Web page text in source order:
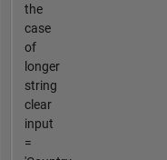
the
case
of
longer
string
clear
input
=